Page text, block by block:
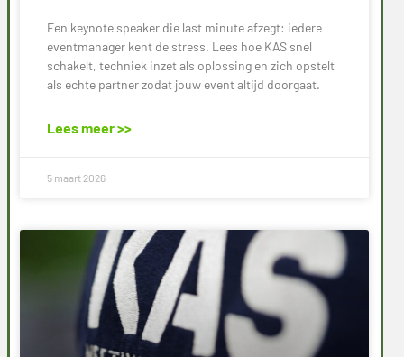
Een keynote speaker die last minute afzegt: iedere
eventmanager kent de stress. Lees hoe KAS snel
schakelt, techniek inzet als oplossing en zich opstelt
als echte partner zodat jouw event altijd doorgaat.
Lees meer >>
5 maart 2026